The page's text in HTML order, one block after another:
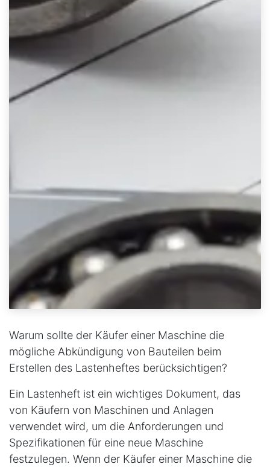
Warum sollte der Käufer einer Maschine die
mögliche Abkündigung von Bauteilen beim
Erstellen des Lastenheftes berücksichtigen?
Ein Lastenheft ist ein wichtiges Dokument, das
von Käufern von Maschinen und Anlagen
verwendet wird, um die Anforderungen und
Spezifikationen für eine neue Maschine
festzulegen. Wenn der Käufer einer Maschine die